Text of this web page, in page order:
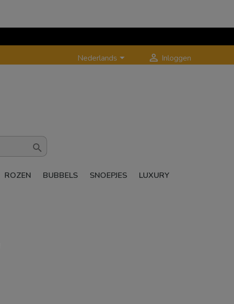
Nederlands  Inloggen

ROZEN BUBBELS SNOEPJES
LUXURY